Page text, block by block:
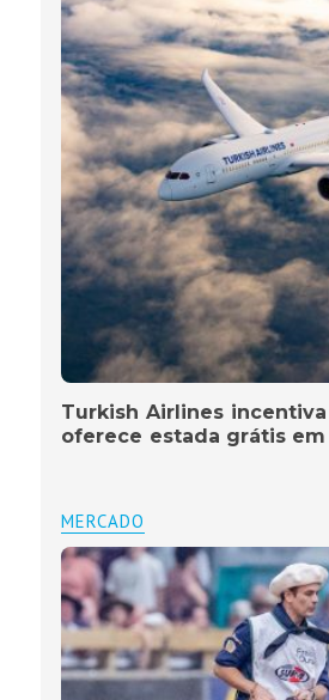
Turkish Airlines
oferece estada grátis em
MERCADO